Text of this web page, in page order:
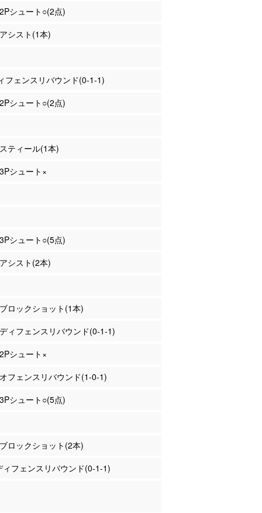
シュート○(2点)
シスト(1本)
フェンスリバウンド(0-1-1)
シュート○(2点)
ティール(1本)
シュート×
シュート○(5点)
シスト(2本)
ロックショット(1本)
ィフェンスリバウンド(0-1-1)
シュート×
フェンスリバウンド(1-0-1)
シュート○(5点)
ロックショット(2本)
ィフェンスリバウンド(0-1-1)